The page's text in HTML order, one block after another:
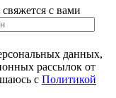
с вами
данных,
рассылок от
c Политикой